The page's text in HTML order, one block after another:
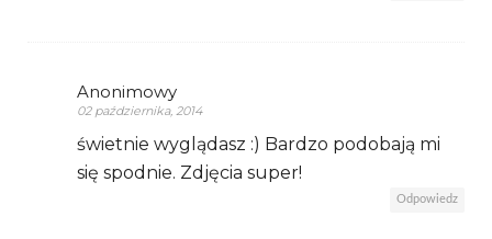
Anonimowy
02 października, 2014
świetnie wyglądasz :) Bardzo podobają mi
się spodnie. Zdjęcia super!
Odpowiedz